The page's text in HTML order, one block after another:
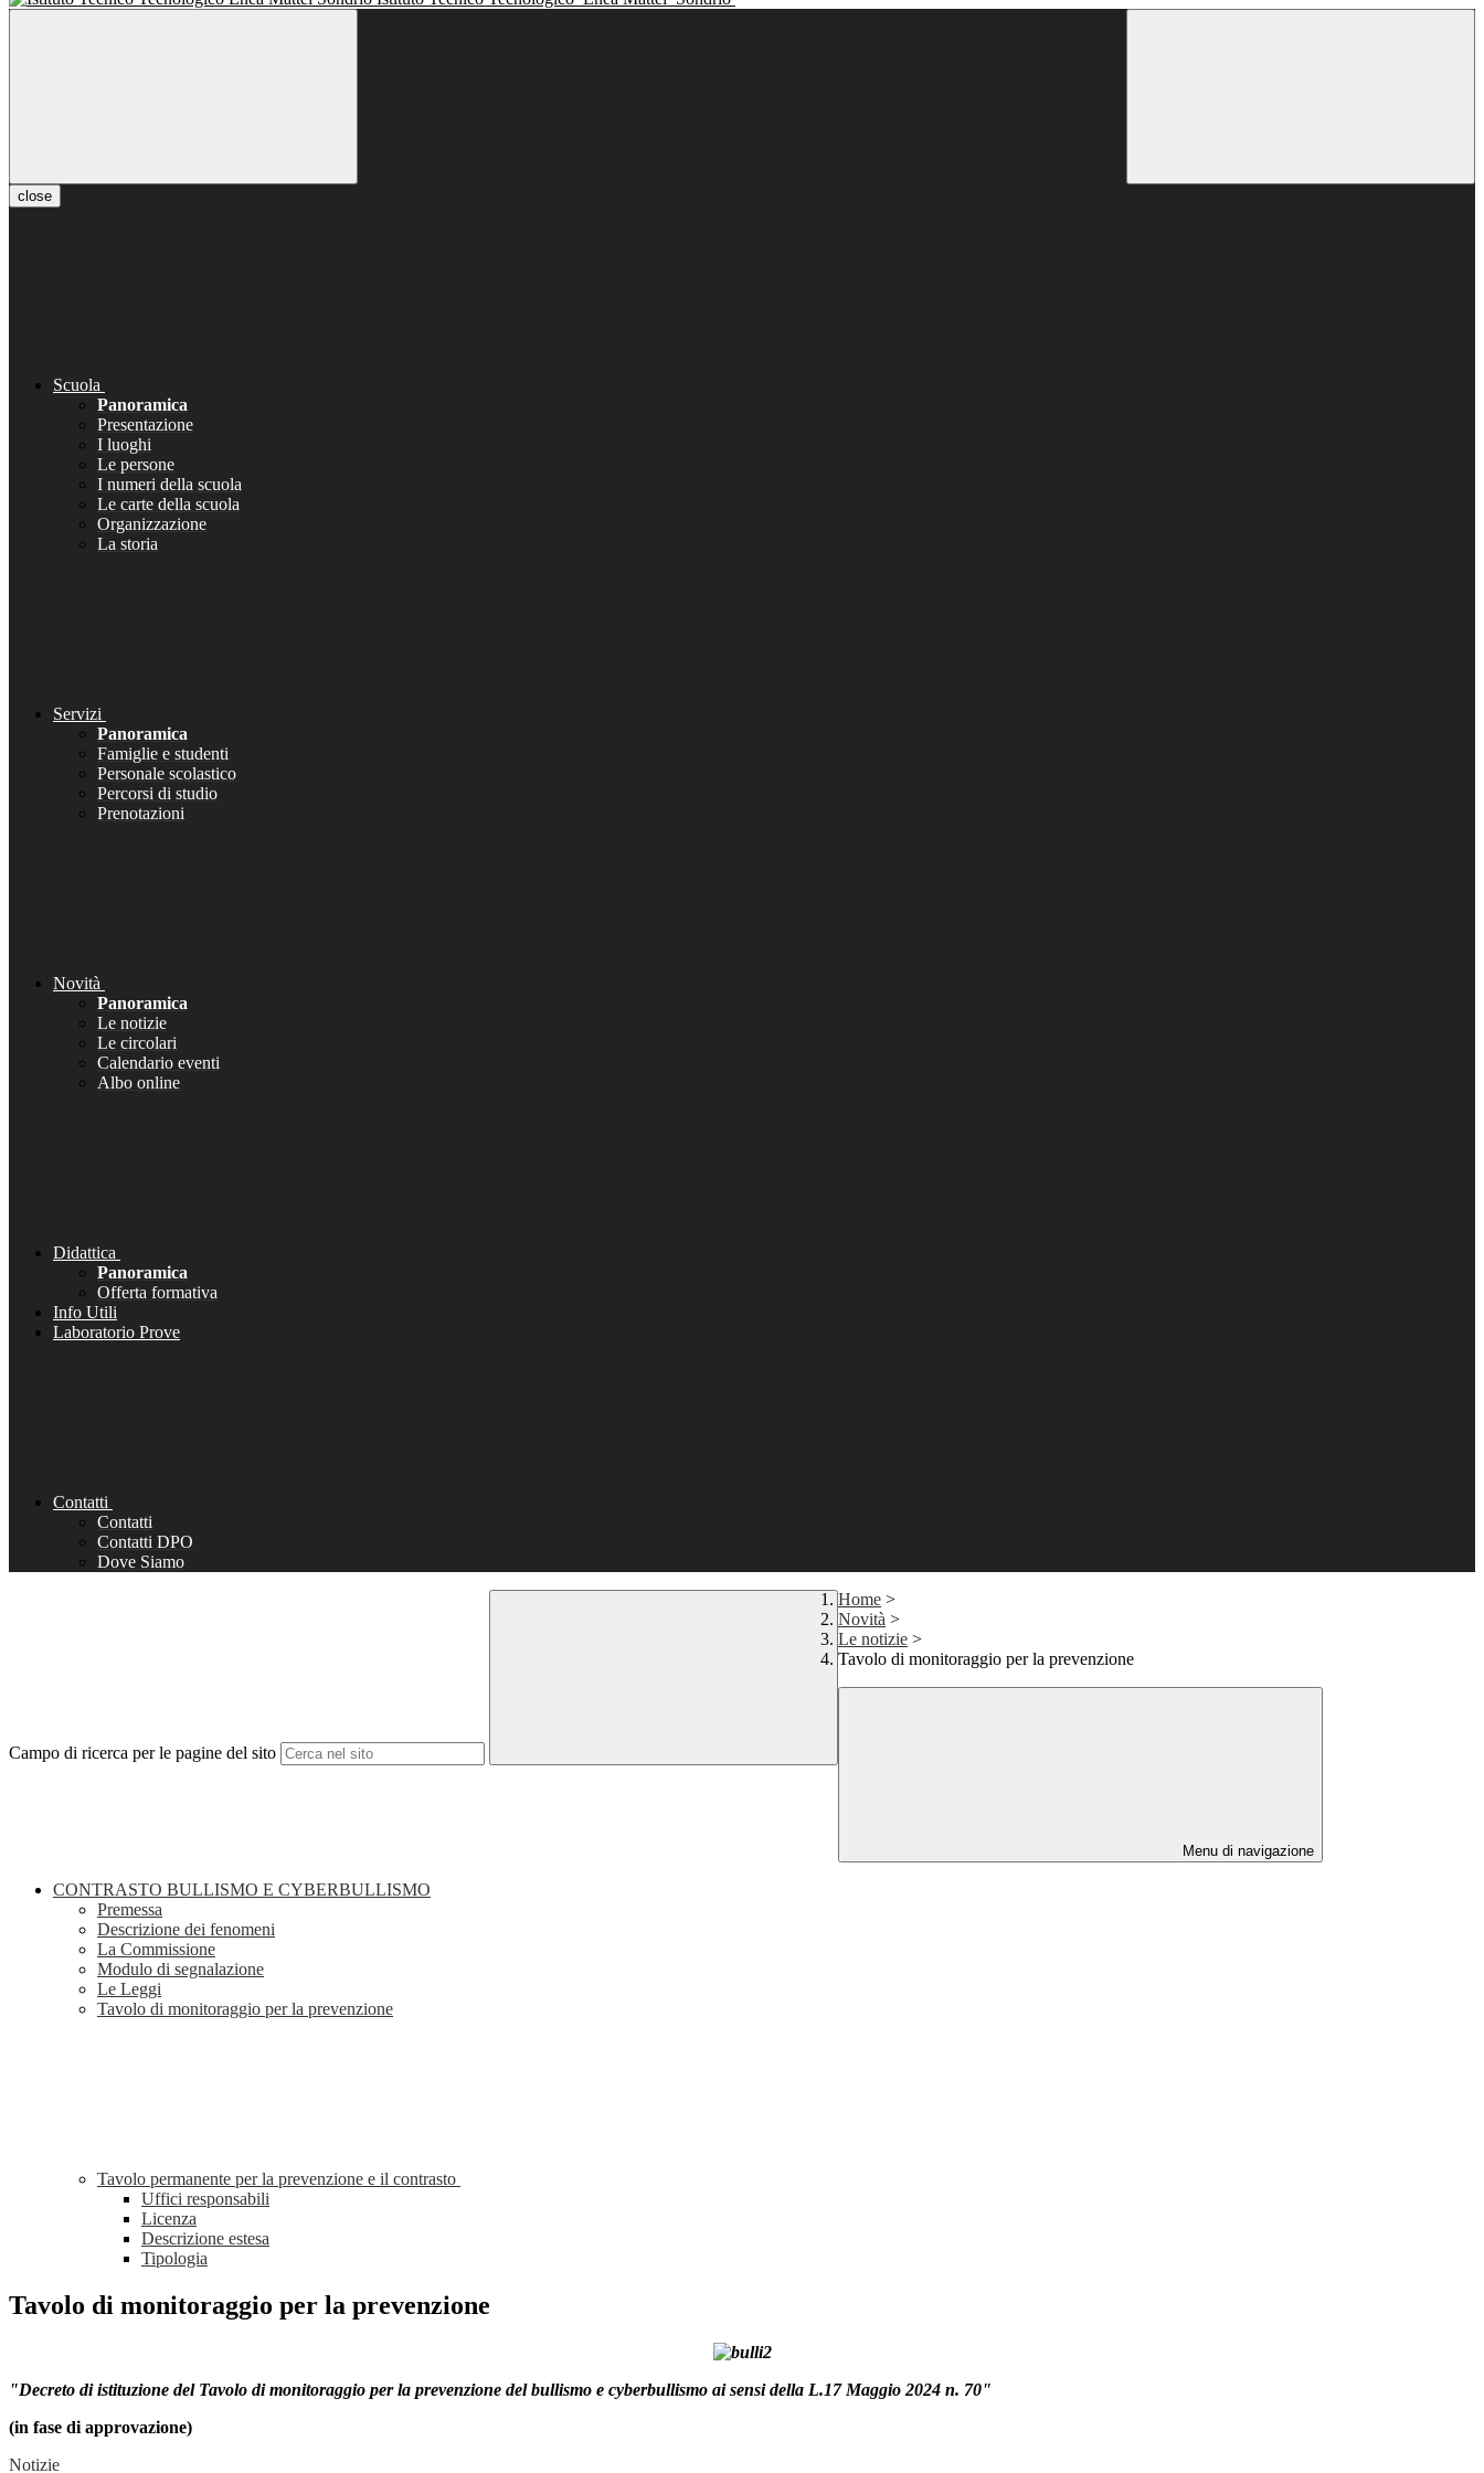
close
Scuola
Panoramica
Presentazione
I luoghi
Le persone
I numeri della scuola
Le carte della scuola
Organizzazione
La storia
Servizi
Panoramica
Famiglie e studenti
Personale scolastico
Percorsi di studio
Prenotazioni
Novità
Panoramica
Le notizie
Le circolari
Calendario eventi
Albo online
Didattica
Panoramica
Offerta formativa
Info Utili
Laboratorio Prove
Contatti
Contatti
Contatti DPO
Dove Siamo
Campo di ricerca per le pagine del sito
Home >
Novità >
Le notizie >
Tavolo di monitoraggio per la prevenzione
Menu di navigazione
CONTRASTO BULLISMO E CYBERBULLISMO
Premessa
Descrizione dei fenomeni
La Commissione
Modulo di segnalazione
Le Leggi
Tavolo di monitoraggio per la prevenzione
Tavolo permanente per la prevenzione e il contrasto
Uffici responsabili
Licenza
Descrizione estesa
Tipologia
Tavolo di monitoraggio per la prevenzione
"Decreto di istituzione del Tavolo di monitoraggio per la prevenzione del bullismo e cyberbullismo ai sensi della L.17 Maggio 2024 n. 70"
(in fase di approvazione)
Notizie